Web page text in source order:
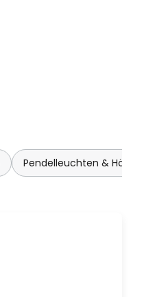
Pendelleuchten &